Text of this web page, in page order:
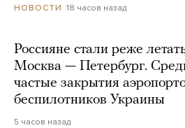
НОВОСТИ 18 часов назад
Россияне стали реже
Москва — Петербург.
частые закрытия
беспилотников Украины
5 часов назад